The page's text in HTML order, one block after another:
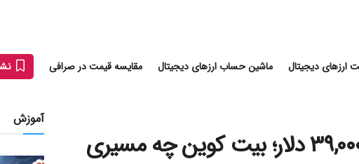
ارزهای دیجیتال ماشین حساب ارزهای دیجیتال مقایسه قیمت در صرافی
درجا زدن بیت کوین در کانال ۳۹,۰۰۰ دلار؛ بیت کوین چه مسیری
آموزش